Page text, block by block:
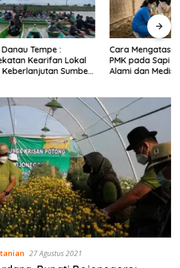
:
Lokal
Sumber
Cara Mengatasi Penyakit
PMK pada Sapi Perah Secara
Alami dan Medis
27 Agustus 2021